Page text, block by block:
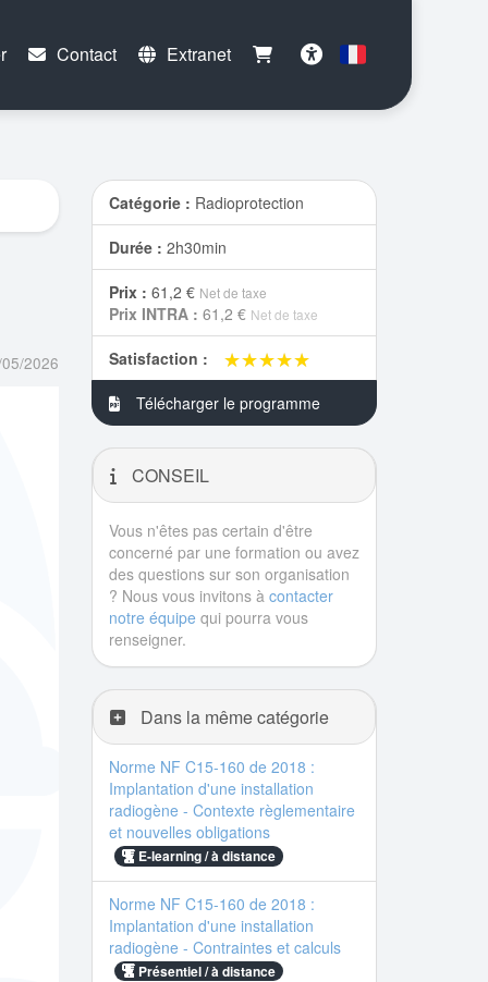
Contact
Extranet
Français
2026
Catégorie : Radioprotection
Durée : 2h30min
Prix : 61,2 € Net de taxe
Prix INTRA : 61,2 € Net de taxe
Satisfaction : ★★★★★
★★★★★
Télécharger le programme
CONSEIL
Vous n'êtes pas certain d'être
concerné par une formation ou avez
des questions sur son organisation
? Nous vous invitons à contacter
notre équipe qui pourra vous
renseigner.
Dans la même catégorie
Norme NF C15-160 de 2018 :
Implantation d'une installation
radiogène - Contexte règlementaire
et nouvelles obligations
E-learning / à distance
Norme NF C15-160 de 2018 :
Implantation d'une installation
radiogène - Contraintes et calculs
Présentiel / à distance